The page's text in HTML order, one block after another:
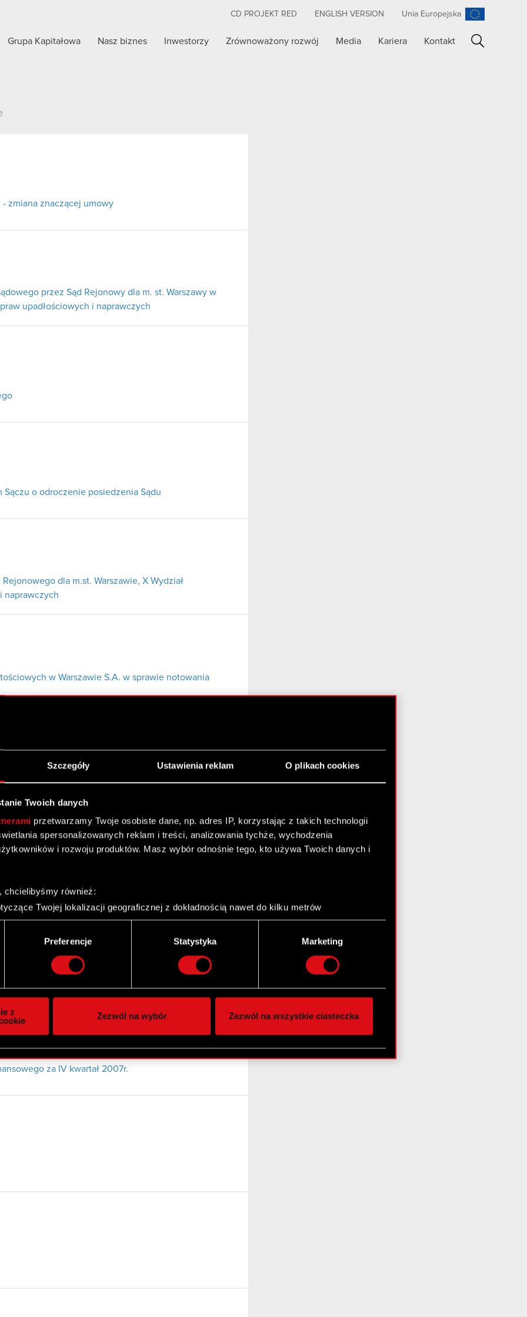
Szczegóły Ustawienia reklam O plikach cookies
Twoich danych
przetwarzamy Twoje osobiste dane, np. adres IP, korzystając z takich technologii
spersonalizowanych reklam i treści, analizowania tychże, wychodzenia
i rozwoju produktów. Masz wybór odnośnie tego, kto używa Twoich danych i
chcielibyśmy również:
Twojej lokalizacji geograficznej z dokładnością nawet do kilku metrów
urządzenie, aktywnie analizując charakteryzującego je zbiory danych (fingerprinting,
tego, jak Twoje osobiste dane są przetwarzane oraz ustaw własne preferencje w
cookie możesz zmienić lub wycofać swoją zgodę w dowolnej chwili.
do spersonalizowania treści i reklam, aby oferować funkcje społecznościowe i
i analitycznym. Partnerzy mogą połączyć te informacje z innymi danymi
podczas korzystania z ich usług. Kontynuując korzystanie z naszej witryny,
cookie.
Preferencje Statystyka Marketing
z
Zezwól na wybór Zezwól na wszystkie ciasteczka
CD PROJEKT RED ENGLISH VERSION Unia Europejska
Grupa Kapitałowa Nasz biznes Inwestorzy Zrównoważony rozwój Media Kariera Kontakt
zmiana znaczącej umowy
przez Sąd Rejonowy dla m. st. Warszawy w
upadłościowych i naprawczych
o odroczenie posiedzenia Sądu
dla m.st. Warszawie, X Wydział
naprawczych
w Warszawie S.A. w sprawie notowania
serii C1
za IV kwartał 2007r.